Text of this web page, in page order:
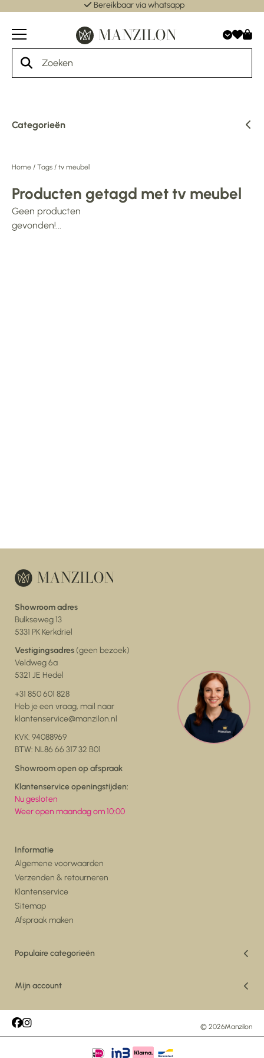
Bereikbaar via whatsapp
Categorieën
Home / Tags / tv meubel
Producten getagd met tv meubel
Geen producten
gevonden!...
Showroom adres
Bulkseweg 13
5331 PK Kerkdriel
Vestigingsadres (geen bezoek)
Veldweg 6a
5321 JE Hedel
+31 850 601 828
Heb je een vraag, mail naar
klantenservice@manzilon.nl
KVK: 94088969
BTW: NL86 66 317 32 B01
Showroom open op afspraak
Klantenservice openingstijden:
Nu gesloten
Weer open maandag om 10:00
Informatie
Algemene voorwaarden
Verzenden & retourneren
Klantenservice
Sitemap
Afspraak maken
Populaire categorieën
Woonkamer
Vloerkleden
Maatwerk Vloerkleden
Tuin
Mijn account
Mijn bestellingen
Mijn tickets
© 2026Manzilon